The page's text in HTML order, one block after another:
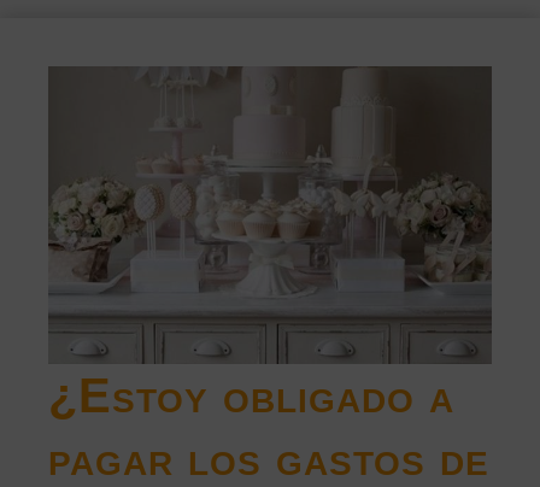
¿Estoy obligado a
pagar los gastos de